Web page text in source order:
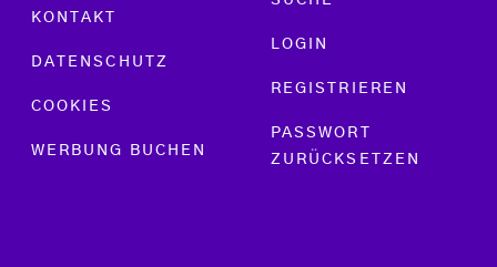
KONTAKT
DATENSCHUTZ
COOKIES
WERBUNG BUCHEN
LOGIN
REGISTRIEREN
PASSWORT
ZURÜCKSETZEN